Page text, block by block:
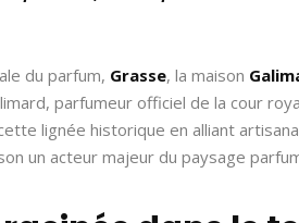
du parfum, Grasse, la maison
parfumeur officiel de la cour
lignée historique en alliant
un acteur majeur du paysage